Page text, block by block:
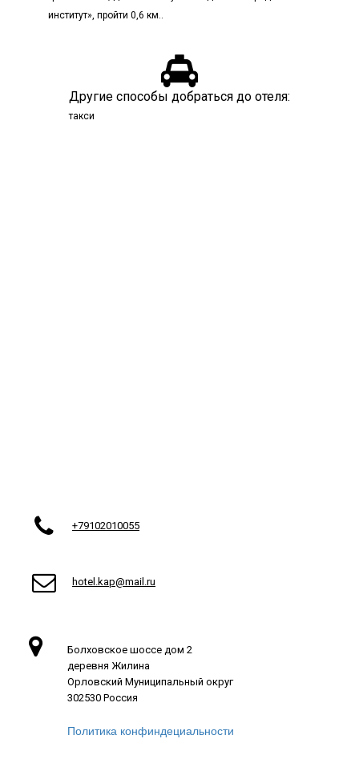
институт», пройти 0,6 км..

Другие способы добраться до отеля:
такси
 +79102010055
 hotel.kap@mail.ru

Болховское шоссе дом 2
деревня Жилина
Орловский Муниципальный округ
302530 Россия
Политика конфиндециальности